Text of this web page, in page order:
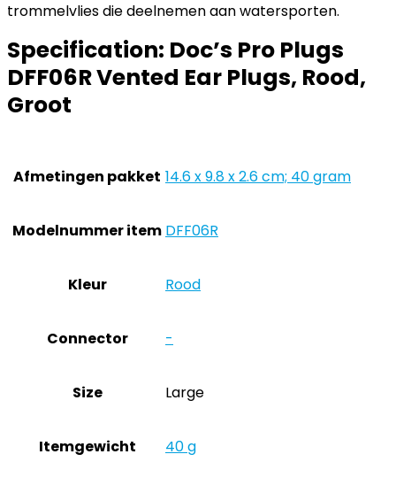
trommelvlies die deelnemen aan watersporten.
Specification: Doc’s Pro Plugs
DFF06R Vented Ear Plugs, Rood,
Groot
Afmetingen pakket ‎14.6 x 9.8 x 2.6 cm; 40 gram
Modelnummer item ‎DFF06R
Kleur ‎Rood
Connector ‎-
Size ‎Large
Itemgewicht ‎40 g